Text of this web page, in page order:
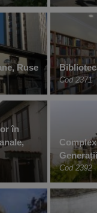
Ruse
Cod 2371
în
Cod 2392